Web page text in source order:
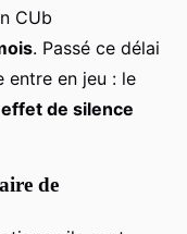
CUb
. Passé ce délai
entre en jeu : le
effet de silence
de